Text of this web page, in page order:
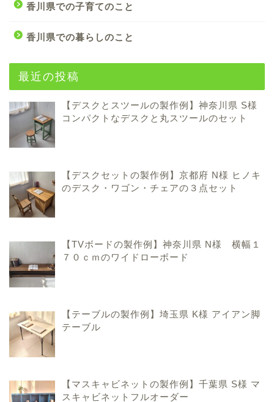
香川県での子育てのこと
香川県での暮らしのこと
最近の投稿
【デスクとスツールの製作例】神奈川県 S様
コンパクトなデスクと丸スツールのセット
【デスクセットの製作例】京都府 N様 ヒノキ
のデスク・ワゴン・チェアの３点セット
【TVボードの製作例】神奈川県 N様 横幅１
７０ｃｍのワイドローボード
【テーブルの製作例】埼玉県 K様 アイアン脚
テーブル
【マスキャビネットの製作例】千葉県 S様 マ
スキャビネットフルオーダー
香川県での暮らしのこと